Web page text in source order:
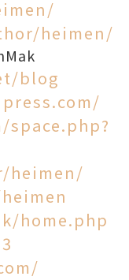
heimen/
blog
heimen/
home.php